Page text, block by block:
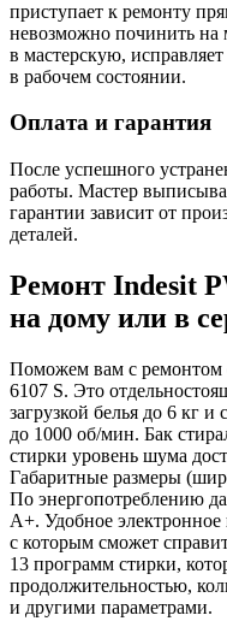
приступает к ремонту
невозможно починить на
в мастерскую,
в рабочем состоянии.
Оплата и гарантия
После успешного
работы. Мастер
гарантии зависит от
деталей.
Ремонт Indesit
на дому или в
Поможем вам с ремонтом
6107 S. Это
загрузкой белья до 6 кг
до 1000 об/мин. Бак
стирки уровень шума
Габаритные размеры
По энергопотреблению
A+. Удобное электронное
с которым сможет
13 программ стирки,
продолжительностью,
и другими параметрами.